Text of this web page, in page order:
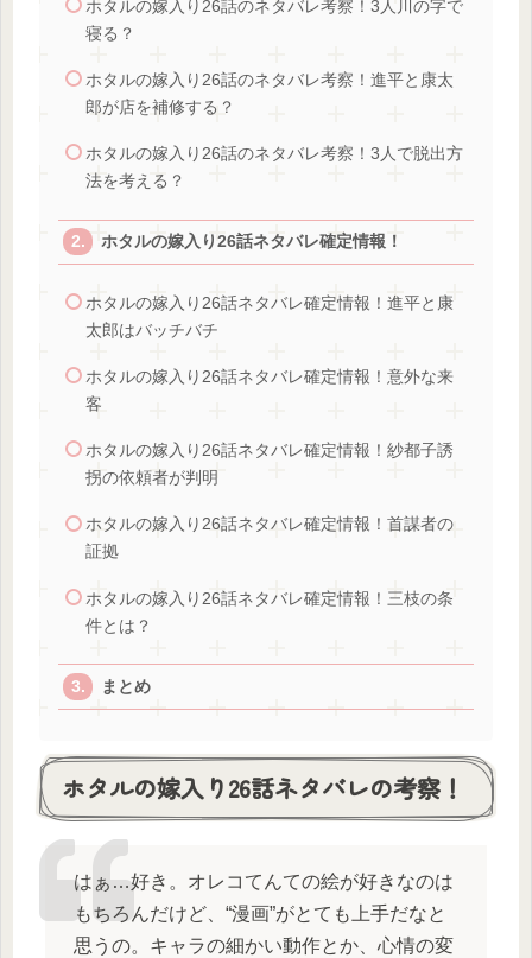
ホタルの嫁入り26話のネタバレ考察！3人川の字で
寝る？
ホタルの嫁入り26話のネタバレ考察！進平と康太
郎が店を補修する？
ホタルの嫁入り26話のネタバレ考察！3人で脱出方
法を考える？
ホタルの嫁入り26話ネタバレ確定情報！
ホタルの嫁入り26話ネタバレ確定情報！進平と康
太郎はバッチバチ
ホタルの嫁入り26話ネタバレ確定情報！意外な来
客
ホタルの嫁入り26話ネタバレ確定情報！紗都子誘
拐の依頼者が判明
ホタルの嫁入り26話ネタバレ確定情報！首謀者の
証拠
ホタルの嫁入り26話ネタバレ確定情報！三枝の条
件とは？
まとめ
ホタルの嫁入り26話ネタバレの考察！
はぁ…好き。オレコてんての絵が好きなのは
もちろんだけど、“漫画”がとても上手だなと
思うの。キャラの細かい動作とか、心情の変